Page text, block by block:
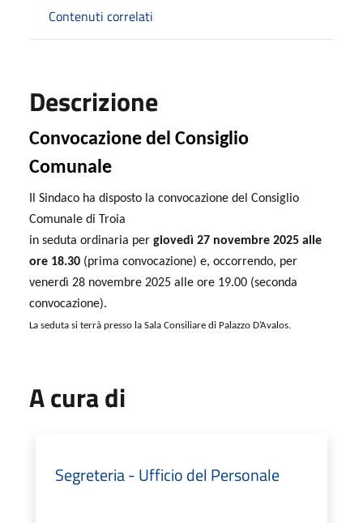
Contenuti correlati
Descrizione
Convocazione del Consiglio
Comunale
Il Sindaco ha disposto la convocazione del Consiglio
Comunale di Troia
in seduta ordinaria per giovedì 27 novembre 2025 alle
ore 18.30 (prima convocazione) e, occorrendo, per
venerdì 28 novembre 2025 alle ore 19.00 (seconda
convocazione).
La seduta si terrà presso la Sala Consiliare di Palazzo D’Avalos.
A cura di
Segreteria - Ufficio del Personale